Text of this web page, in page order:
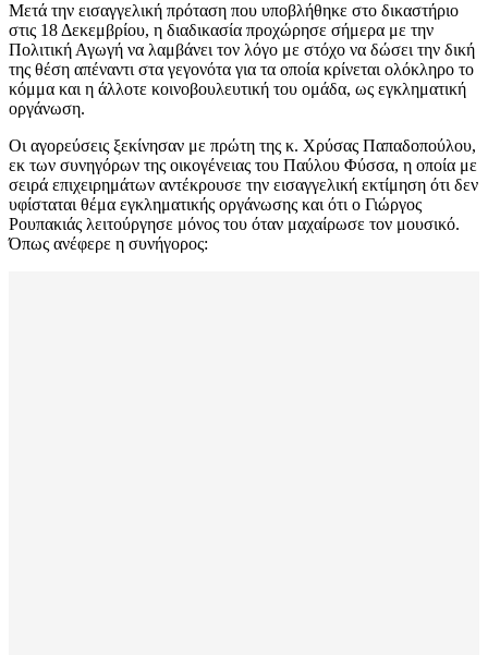
Μετά την εισαγγελική πρόταση που υποβλήθηκε στο δικαστήριο
στις 18 Δεκεμβρίου, η διαδικασία προχώρησε σήμερα με την
Πολιτική Αγωγή να λαμβάνει τον λόγο με στόχο να δώσει την δική
της θέση απέναντι στα γεγονότα για τα οποία κρίνεται ολόκληρο το
κόμμα και η άλλοτε κοινοβουλευτική του ομάδα, ως εγκληματική
οργάνωση.
Οι αγορεύσεις ξεκίνησαν με πρώτη της κ. Χρύσας Παπαδοπούλου,
εκ των συνηγόρων της οικογένειας του Παύλου Φύσσα, η οποία με
σειρά επιχειρημάτων αντέκρουσε την εισαγγελική εκτίμηση ότι δεν
υφίσταται θέμα εγκληματικής οργάνωσης και ότι ο Γιώργος
Ρουπακιάς λειτούργησε μόνος του όταν μαχαίρωσε τον μουσικό.
Όπως ανέφερε η συνήγορος: